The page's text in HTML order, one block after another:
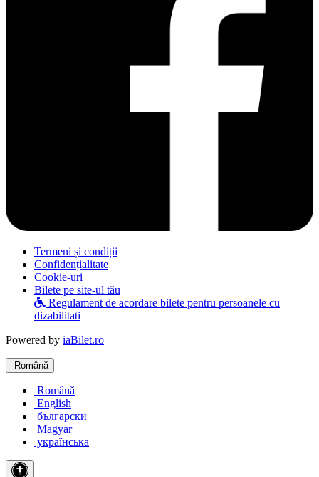
Termeni și condiții
Confidențialitate
Cookie-uri
Bilete pe site-ul tău
Regulament de acordare bilete pentru persoanele cu
dizabilitati
Powered by iaBilet.ro
Română
Română
English
български
Magyar
українська